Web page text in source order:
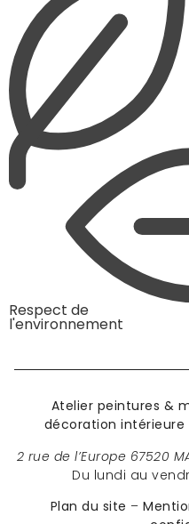
Respect de
l'environnement
Atelier peintures &
décoration
2 rue de l’Europe 67520
Du lundi au
Plan du site –